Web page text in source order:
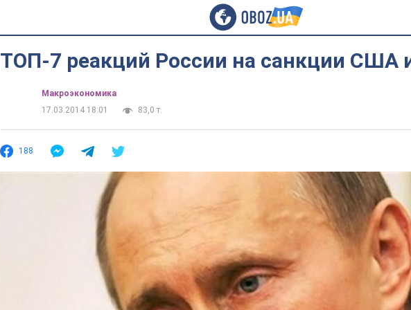
ТОП-7 реакций России на санкции США
Mакроэкономика
17.03.2014 18:01
83,0 т.
188